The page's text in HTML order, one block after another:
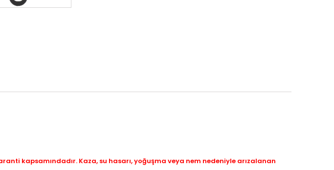
kapsamındadır. Kaza, su hasarı, yoğuşma veya nem nedeniyle arızalanan